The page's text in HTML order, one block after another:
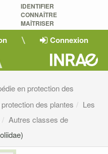
IDENTIFIER
CONNAÎTRE
MAÎTRISER
Connexion
en protection des
des plantes
Les
Autres classes de